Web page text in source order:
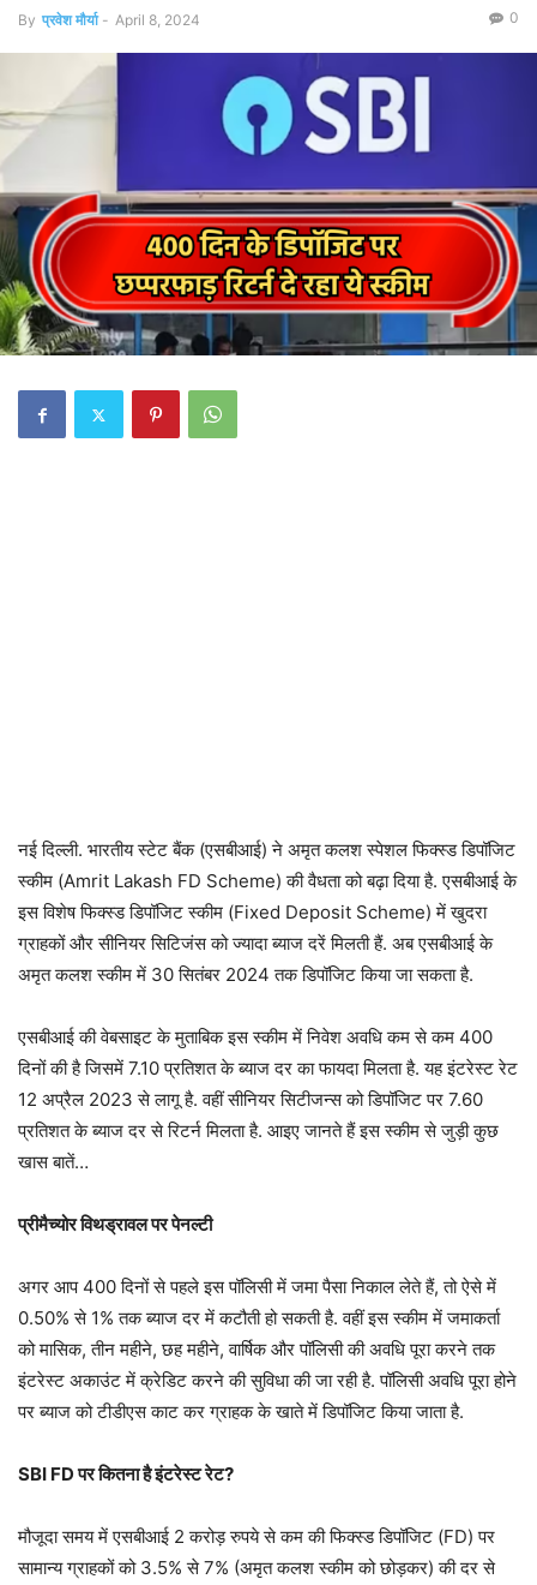
By प्रवेश मौर्या - April 8, 2024 0
नई दिल्ली. भारतीय स्टेट बैंक (एसबीआई) ने अमृत कलश स्पेशल फिक्स्ड डिपॉजिट
स्कीम (Amrit Lakash FD Scheme) की वैधता को बढ़ा दिया है. एसबीआई के
इस विशेष फिक्स्ड डिपॉजिट स्कीम (Fixed Deposit Scheme) में खुदरा
ग्राहकों और सीनियर सिटिजंस को ज्यादा ब्याज दरें मिलती हैं. अब एसबीआई के
अमृत कलश स्कीम में 30 सितंबर 2024 तक डिपॉजिट किया जा सकता है.
एसबीआई की वेबसाइट के मुताबिक इस स्कीम में निवेश अवधि कम से कम 400
दिनों की है जिसमें 7.10 प्रतिशत के ब्याज दर का फायदा मिलता है. यह इंटरेस्ट रेट
12 अप्रैल 2023 से लागू है. वहीं सीनियर सिटीजन्स को डिपॉजिट पर 7.60
प्रतिशत के ब्याज दर से रिटर्न मिलता है. आइए जानते हैं इस स्कीम से जुड़ी कुछ
खास बातें…
प्रीमैच्योर विथड्रावल पर पेनल्टी
अगर आप 400 दिनों से पहले इस पॉलिसी में जमा पैसा निकाल लेते हैं, तो ऐसे में
0.50% से 1% तक ब्याज दर में कटौती हो सकती है. वहीं इस स्कीम में जमाकर्ता
को मासिक, तीन महीने, छह महीने, वार्षिक और पॉलिसी की अवधि पूरा करने तक
इंटरेस्ट अकाउंट में क्रेडिट करने की सुविधा की जा रही है. पॉलिसी अवधि पूरा होने
पर ब्याज को टीडीएस काट कर ग्राहक के खाते में डिपॉजिट किया जाता है.
SBI FD पर कितना है इंटरेस्ट रेट?
मौजूदा समय में एसबीआई 2 करोड़ रुपये से कम की फिक्स्ड डिपॉजिट (FD) पर
सामान्य ग्राहकों को 3.5% से 7% (अमृत कलश स्कीम को छोड़कर) की दर से